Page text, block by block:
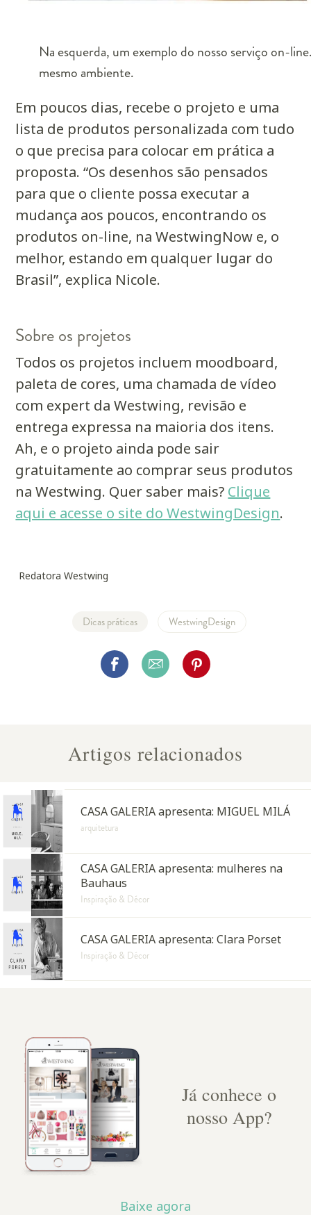
Na esquerda, um exemplo do nosso serviço on-
mesmo ambiente.
Em poucos dias, recebe o projeto e uma
lista de produtos personalizada com tudo
o que precisa para colocar em prática a
proposta. “Os desenhos são pensados
para que o cliente possa executar a
mudança aos poucos, encontrando os
produtos on-line, na WestwingNow e, o
melhor, estando em qualquer lugar do
Brasil”, explica Nicole.
Sobre os projetos
Todos os projetos incluem moodboard,
paleta de cores, uma chamada de vídeo
com expert da Westwing, revisão e
entrega expressa na maioria dos itens.
Ah, e o projeto ainda pode sair
gratuitamente ao comprar seus produtos
na Westwing. Quer saber mais? Clique
aqui e acesse o site do WestwingDesign.
Redatora Westwing
Dicas práticas WestwingDesign
Artigos relacionados
CASA GALERIA apresenta: MIGUEL MILÁ
arquitetura
CASA GALERIA apresenta: mulheres na
Bauhaus
Inspiração & Décor
CASA GALERIA apresenta: Clara Porset
Inspiração & Décor
Já conhece o
nosso App?
Baixe agora